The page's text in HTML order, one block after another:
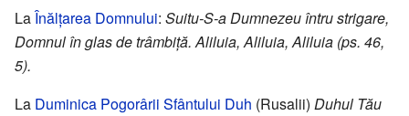
LaÎnălţarea Domnului: Suitu-S-a Dumnezeu întru strigare,
Domnul în glas de trâmbiţă. Aliluia, Aliluia, Aliluia (ps. 46,
5).
La Duminica Pogorârii Sfântului Duh (Rusalii) Duhul Tău